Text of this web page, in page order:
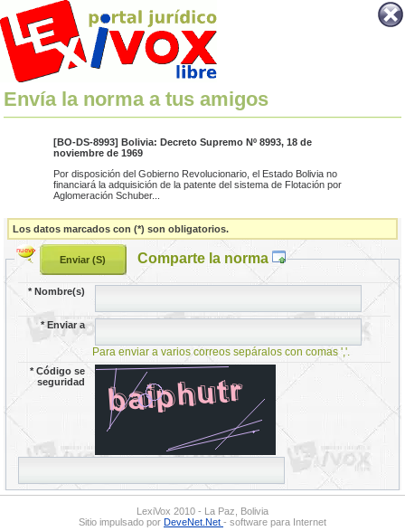
Envía la norma a tus amigos
[BO-DS-8993] Bolivia: Decreto Supremo Nº 8993, 18 de
noviembre de 1969
Por disposición del Gobierno Revolucionario, el Estado Bolivia no
financiará la adquisición de la patente del sistema de Flotación por
Aglomeración Schuber...
Los datos marcados con (*) son obligatorios.
Comparte la norma
*Nombre(s)
*Enviar a
Para enviar a varios correos sepáralos con comas ','.
*Código se
seguridad
LexiVox 2010 - La Paz, Bolivia
Sitio impulsado por DeveNet.Net - software para Internet